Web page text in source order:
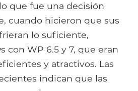
que fue una decisión
cuando hicieron que sus
lo suficiente,
con WP 6.5 y 7, que eran
y atractivos. Las
indican que las